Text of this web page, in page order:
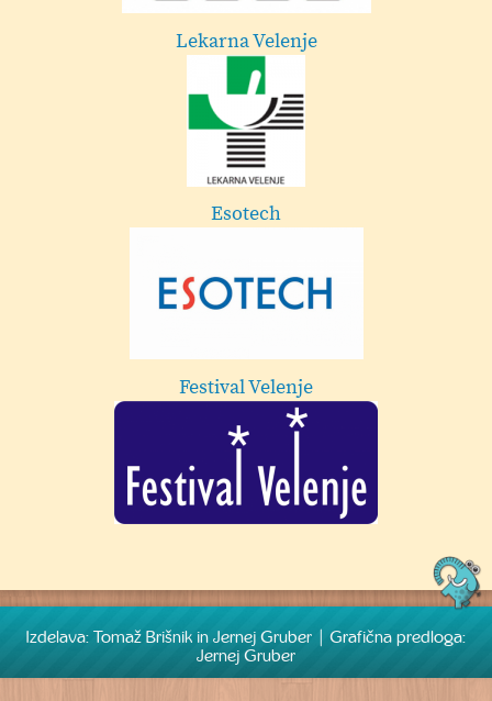
Dekorativa Cehner - Velenje
Mestna občina Velenje
Frizerski studio in brivnica Marko Hriberšek
Izdelava: Tomaž Brišnik in Jernej Gruber | Grafična predloga:
Jernej Gruber